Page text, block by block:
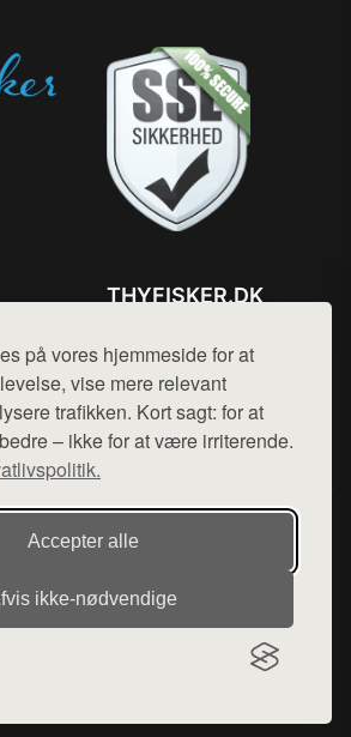
på vores hjemmeside for at
vise mere relevant
trafikken. Kort sagt: for at
– ikke for at være irriterende.
Accepter alle
ikke‑nødvendige
THYFISKER.DK
Mail: hej@want.dk
Cookie- og privatlivspolitik
want.dk, der udgiver en række
af forskellige produkter fra
sælges ikke varer fra denne side - vi
sælger varen. Vi har heller ikke